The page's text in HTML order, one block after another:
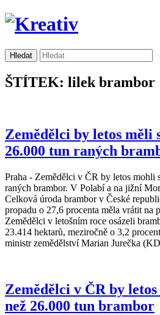
ŠTÍTEK: lilek brambor
Zemědělci by letos
26.000 tun raných
Praha - Zemědělci v ČR by letos mohli
raných brambor. V Polabí a na jižní
Celková úroda brambor v České
propadu o 27,6 procenta měla vrátit na
Zemědělci v letošním roce osázeli
23.414 hektarů, meziročně o 3,2
ministr zemědělství Marian Jurečka
Zemědělci v ČR by
než 26.000 tun brambor